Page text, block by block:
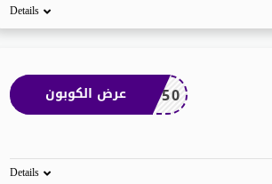
Details
SALON50عرض الكوبون
Details